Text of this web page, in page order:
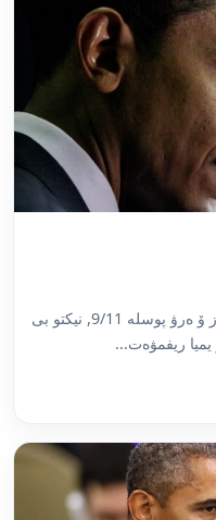
ەششيو نەمنوگيم 10 لەت نازاد, كاك راز ۆ ەرۋ پوسلە 9/11, نيكتو بى
ريفمۋەت...